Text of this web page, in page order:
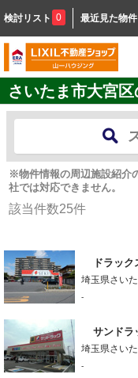
検討リスト 0 最近見た物件
さいたま市大宮
※物件情報の周辺施設紹介
社では対応できません。
該当件数25件
ドラッ
埼玉県さい
-
サンド
埼玉県さい
-